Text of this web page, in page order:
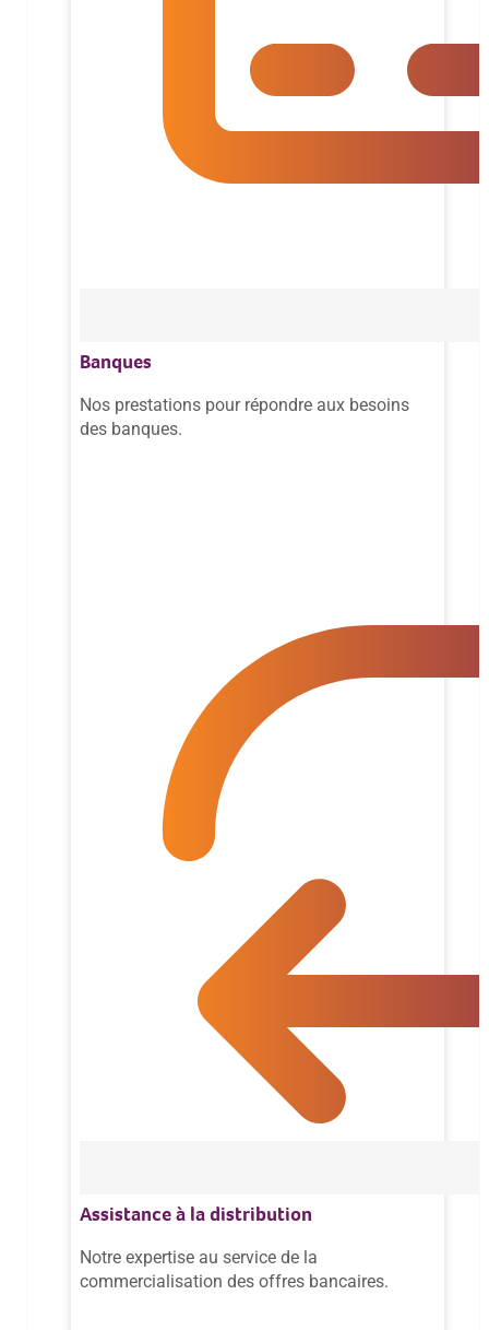
Banques
Nos prestations pour répondre aux besoins
des banques.
Assistance à la distribution
Notre expertise au service de la
commercialisation des offres bancaires.